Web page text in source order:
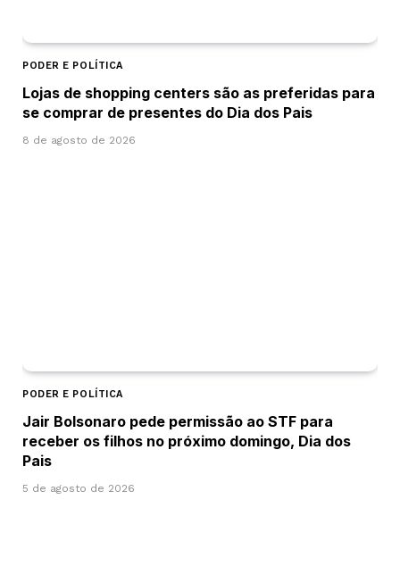
PODER E POLÍTICA
Lojas de shopping centers são as preferidas para
se comprar de presentes do Dia dos Pais
8 de agosto de 2026
PODER E POLÍTICA
Jair Bolsonaro pede permissão ao STF para
receber os filhos no próximo domingo, Dia dos
Pais
5 de agosto de 2026